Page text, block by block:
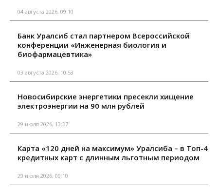
04 августа 2026, 09:10
Банк Уралсиб стал партнером Всероссийской
конференции «Инженерная биология и
биофармацевтика»
03 августа 2026, 10:53
Новосибирские энергетики пресекли хищение
электроэнергии на 90 млн рублей
29 июля 2026, 13:37
Карта «120 дней на максимум» Уралсиба – в Топ-4
кредитных карт с длинным льготным периодом
29 июля 2026, 09:10